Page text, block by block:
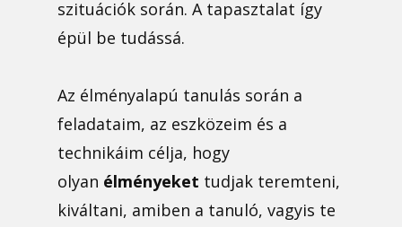
szituációk során. A tapasztalat így
épül be tudássá.
Az élményalapú tanulás során a
feladataim, az eszközeim és a
technikáim célja, hogy
olyan élményeket tudjak teremteni,
kiváltani, amiben a tanuló, vagyis te